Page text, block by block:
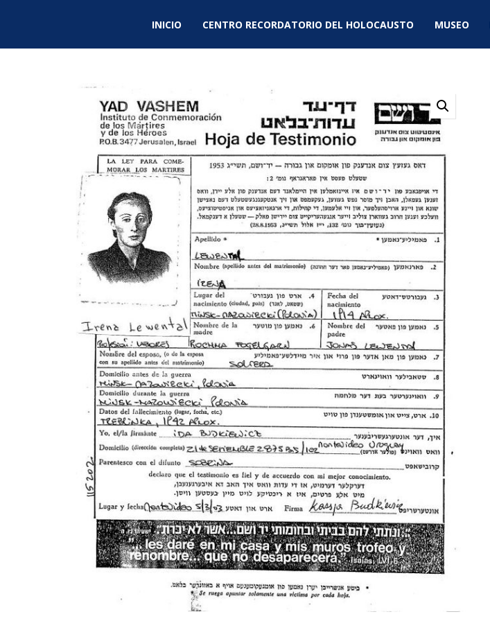
INICIO CENTRO RECORDATORIO DEL HOLOCAUSTO MUSEO